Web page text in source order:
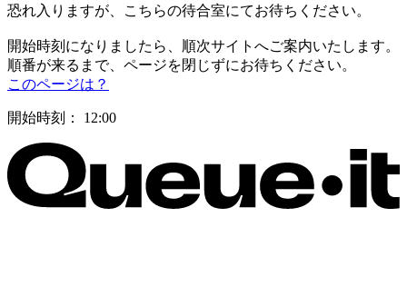
恐れ入りますが、こちらの待合室にてお待ちください。
開始時刻になりましたら、順次サイトへご案内いたします。
順番が来るまで、ページを閉じずにお待ちください。
このページは？
開始時刻： 12:00